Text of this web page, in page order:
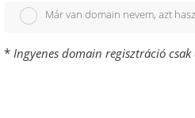
Már van domain nevem, azt
* Ingyenes domain regisztráció